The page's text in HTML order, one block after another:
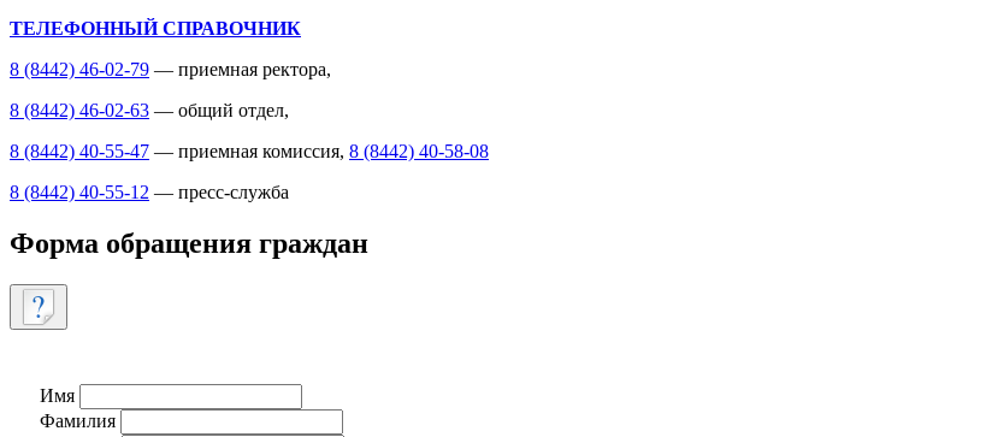
ТЕЛЕФОННЫЙ СПРАВОЧНИК
8 (8442) 46-02-79 — приемная ректора,
8 (8442) 46-02-63 — общий отдел,
8 (8442) 40-55-47 — приемная комиссия, 8 (8442) 40-58-08
8 (8442) 40-55-12 — пресс-служба
Форма обращения граждан
Имя
Фамилия